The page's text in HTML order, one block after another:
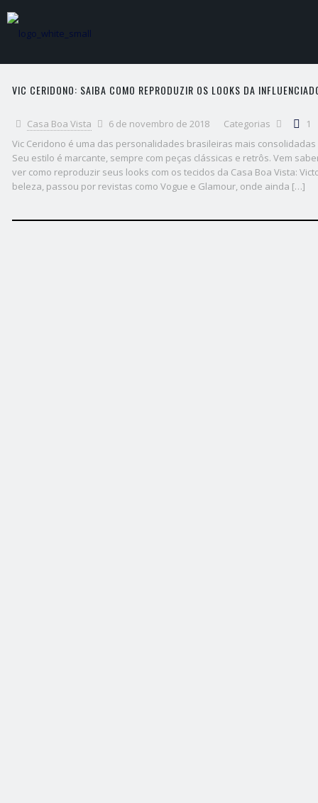
VIC CERIDONO: SAIBA COMO REPRODUZIR OS LOOKS DA
Casa Boa Vista 6 de novembro de 2018 Categorias
1
Vic Ceridono é uma das personalidades brasileiras mais
Seu estilo é marcante, sempre com peças clássicas e retrôs. Vem
ver como reproduzir seus looks com os tecidos da Casa Boa Vista:
beleza, passou por revistas como Vogue e Glamour, onde ainda […]